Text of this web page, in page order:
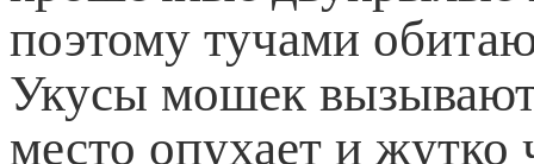
поэтому тучами
Укусы мошек
место опухает и